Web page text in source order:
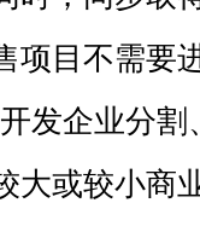
项目不需要
发企业分
大或较小商